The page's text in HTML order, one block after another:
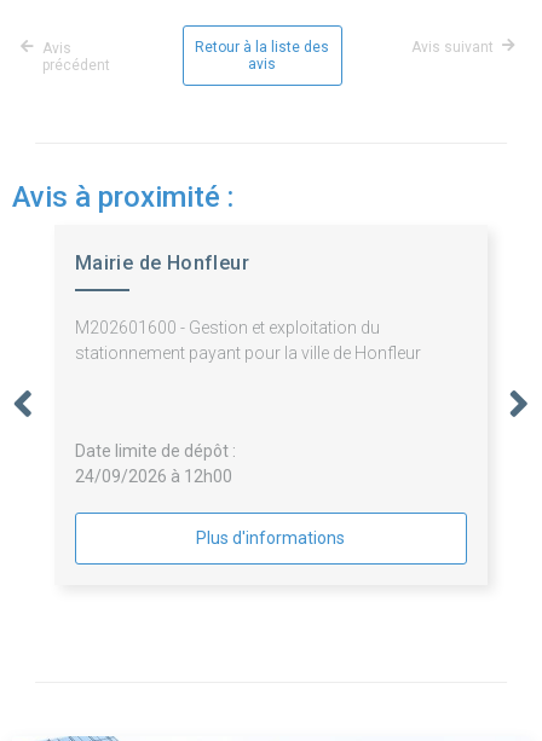
Avis
précédent
Retour à la liste des
avis
Avis suivant
Avis à proximité :
Mairie de Honfleur
M202601600 - Gestion et exploitation du
stationnement payant pour la ville de Honfleur
Date limite de dépôt :
24/09/2026 à 12h00
Plus d'informations